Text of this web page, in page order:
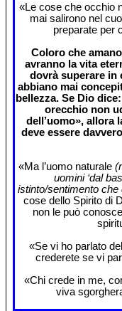
«Le cose che occhio
mai salirono nel
preparate per
Coloro che
avranno la vita
dovrà superare in
abbiano mai
bellezza. Se Dio
orecchio non
dell’uomo», allora
deve essere
«Ma l’uomo naturale
uomini ‘dal
istinto/sentimento che
cose dello Spirito di
non le può
«Se vi ho parlato
crederete se vi
«Chi crede in me,
viva